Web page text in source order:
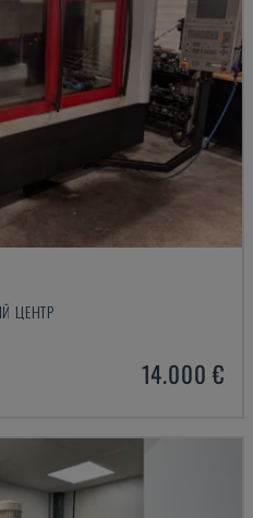
ЦЕНТР
14.000 €